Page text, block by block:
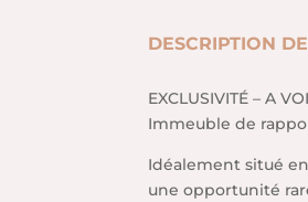
DESCRIPTION
EXCLUSIVITÉ – A
Immeuble de
Idéalement situé
une opportunité